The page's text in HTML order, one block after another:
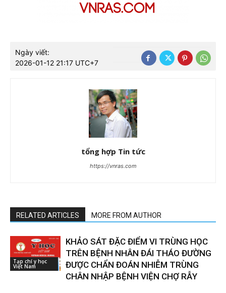
Ngày viết:
2026-01-12 21:17 UTC+7
tổng hợp Tin tức
https://vnras.com
RELATED ARTICLES MORE FROM AUTHOR
Tạp chí y học
Việt Nam
KHẢO SÁT ĐẶC ĐIỂM VI TRÙNG HỌC
TRÊN BỆNH NHÂN ĐÁI THÁO ĐƯỜNG
ĐƯỢC CHẨN ĐOÁN NHIỄM TRÙNG
CHÂN NHẬP BỆNH VIỆN CHỢ RẪY